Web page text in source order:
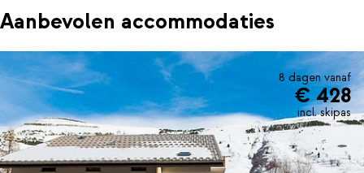
Aanbevolen accommodaties
8 dagen vanaf
€ 428
incl. skipas